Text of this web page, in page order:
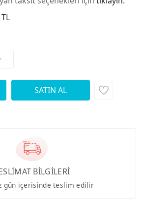
BİLGİLERİ
gün içerisinde teslim edilir